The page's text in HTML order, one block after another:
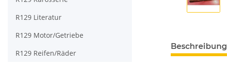
Beschreibung
R129 Literatur
R129 Motor/Getriebe
R129 Reifen/Räder